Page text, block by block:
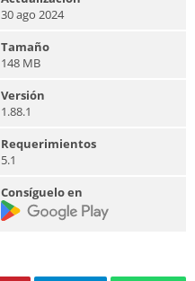
30 ago 2024
Tamaño
148 MB
Versión
1.88.1
Requerimientos
5.1
Consíguelo en